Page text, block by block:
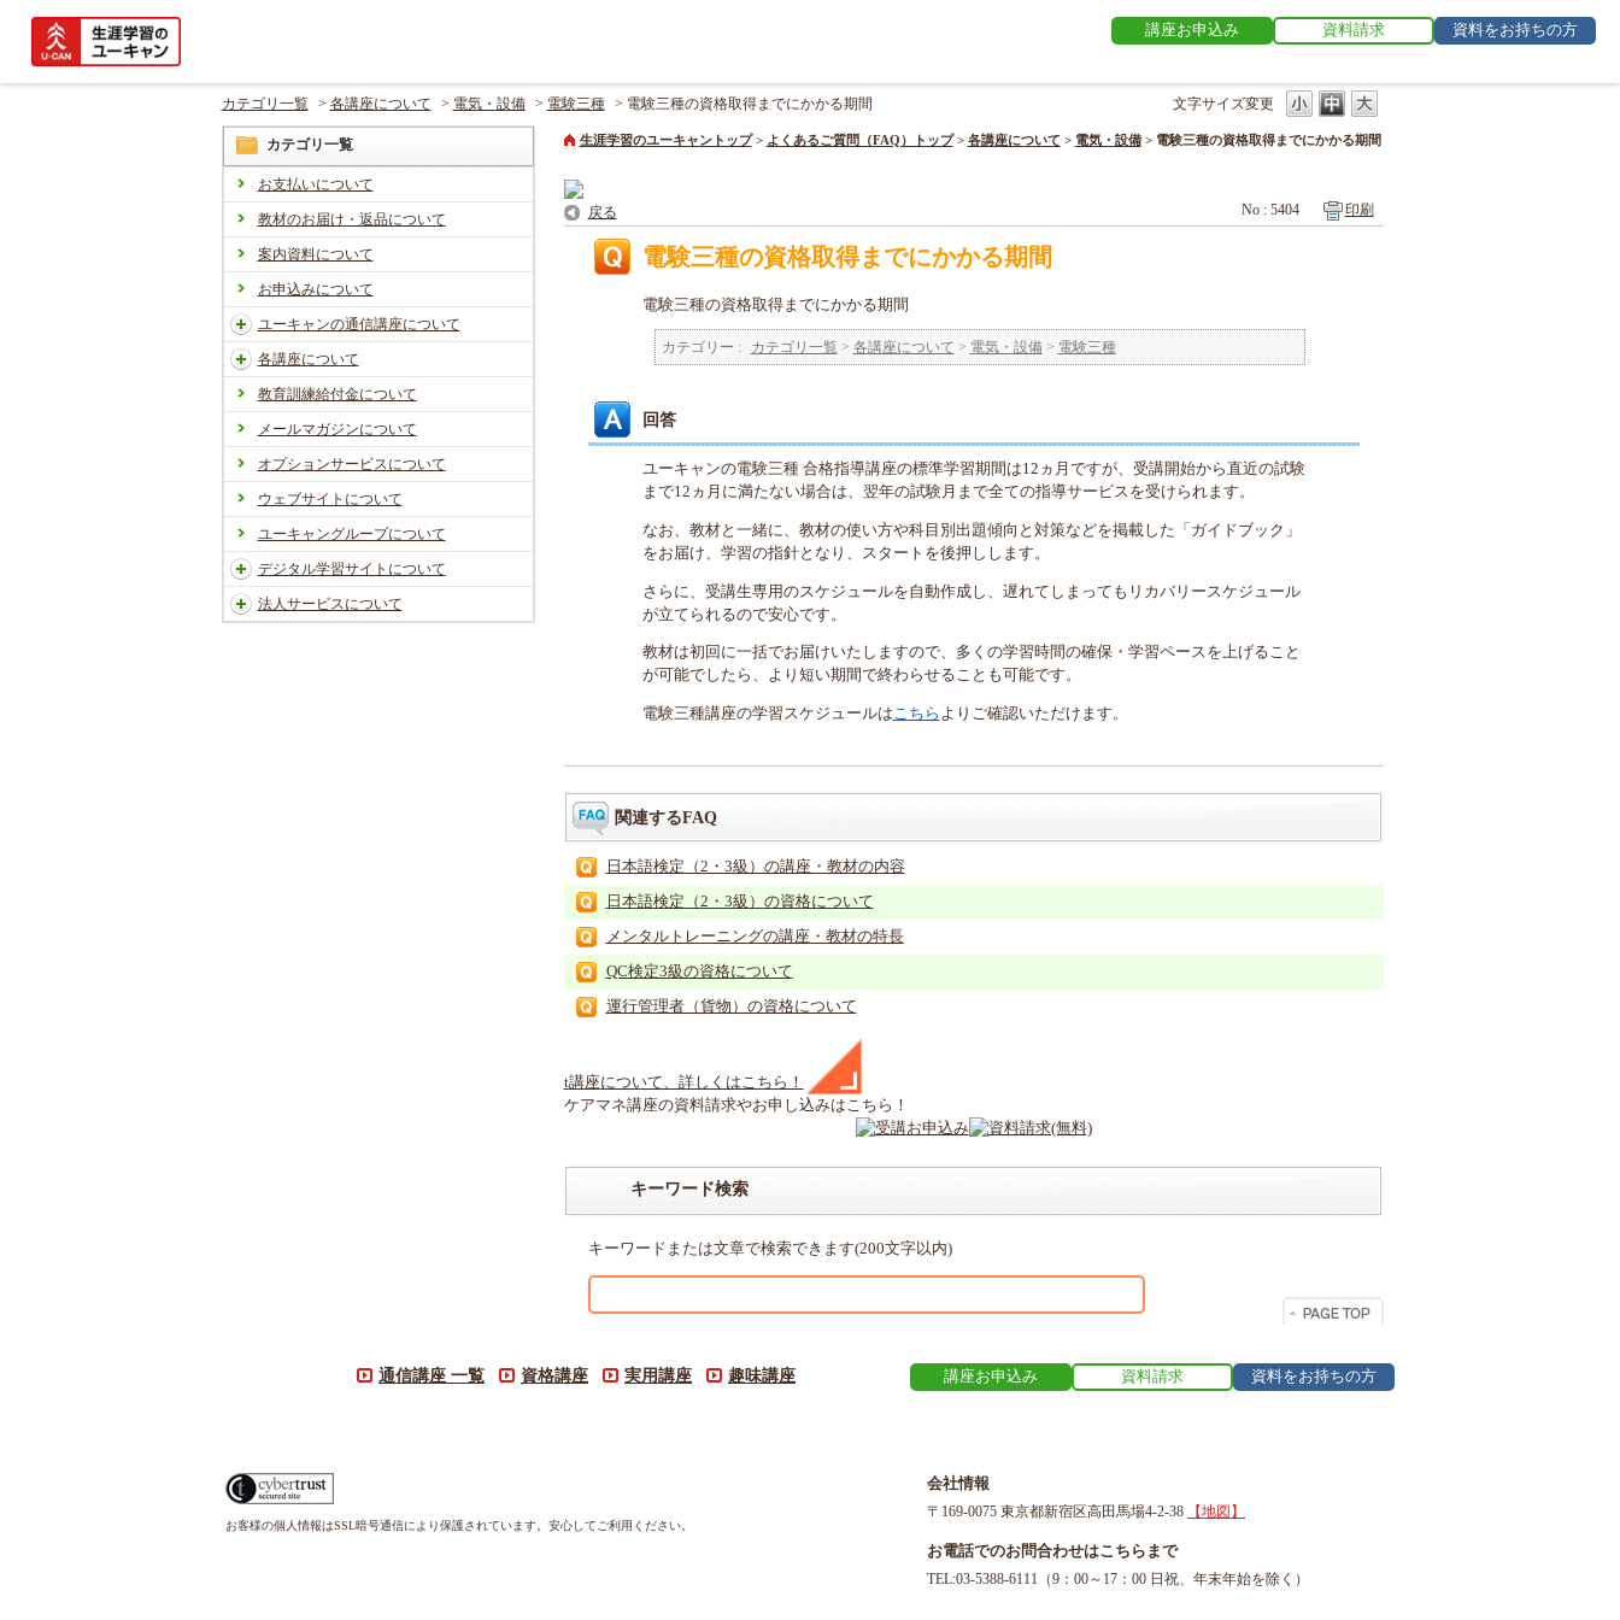
講座お申込み 資料請求 資料をお持ちの方
文字サイズ変更
カテゴリ一覧 > 各講座について > 電気・設備 > 電験三種 > 電験三種の資格取得までにかかる期間
カテゴリ一覧
お支払いについて
教材のお届け・返品について
案内資料について
お申込みについて
ユーキャンの通信講座について
各講座について
教育訓練給付金について
メールマガジンについて
オプションサービスについて
ウェブサイトについて
ユーキャングループについて
デジタル学習サイトについて
法人サービスについて
生涯学習のユーキャントップ > よくあるご質問（FAQ）トップ > 各講座について > 電気・設備 > 電験三種の資格取得までにかかる期間
戻る No : 5404 印刷
電験三種の資格取得までにかかる期間
電験三種の資格取得までにかかる期間
カテゴリー : カテゴリ一覧 > 各講座について > 電気・設備> 電験三種
回答
ユーキャンの電験三種 合格指導講座の標準学習期間は12ヵ月ですが、受講開始から直近の試験
まで12ヵ月に満たない場合は、翌年の試験月まで全ての指導サービスを受けられます。
なお、教材と一緒に、教材の使い方や科目別出題傾向と対策などを掲載した「ガイドブック」
をお届け、学習の指針となり、スタートを後押しします。
さらに、受講生専用のスケジュールを自動作成し、遅れてしまってもリカバリースケジュール
が立てられるので安心です。
教材は初回に一括でお届けいたしますので、多くの学習時間の確保・学習ペースを上げること
が可能でしたら、より短い期間で終わらせることも可能です。
電験三種講座の学習スケジュールはこちら よりご確認いただけます。
関連するFAQ
日本語検定（2・3級）の講座・教材の内容
日本語検定（2・3級）の資格について
メンタルトレーニングの講座・教材の特長
QC検定3級の資格について
運行管理者（貨物）の資格について
t講座について、詳しくはこちら！
ケアマネ講座の資料請求やお申し込みはこちら！
キーワード検索
キーワードまたは文章で検索できます(200文字以内)
通信講座 一覧 資格講座 実用講座 趣味講座 講座お申込み 資料請求 資料をお持ちの方
お客様の個人情報はSSL暗号通信により保護されています。安心してご利用ください。
会社情報
〒169-0075 東京都新宿区高田馬場4-2-38 【地図】
お電話でのお問合わせはこちらまで
TEL:03-5388-6111（9：00～17：00 日祝、年末年始を除く）